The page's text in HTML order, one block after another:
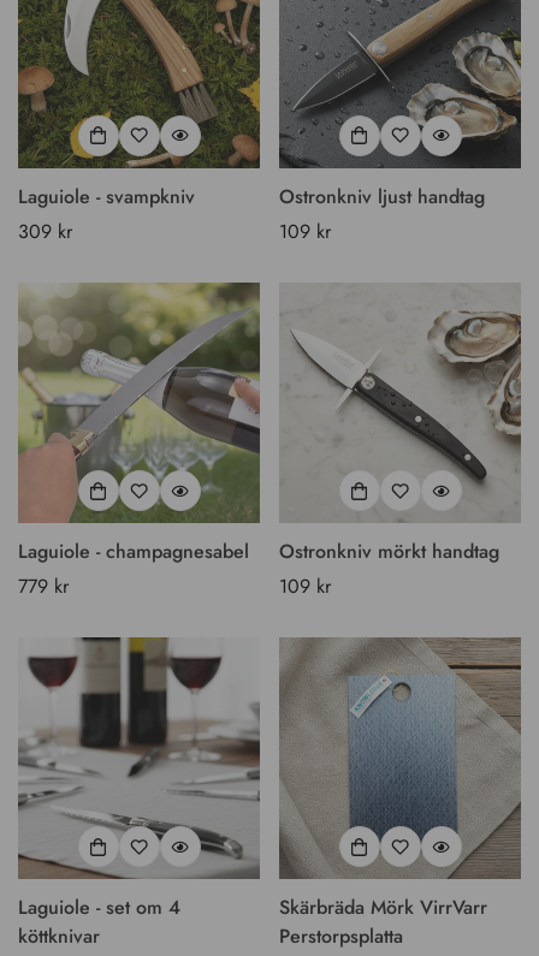
Laguiole - svampkniv
Vanligt
309 kr
Ostronkniv ljust handtag
Vanligt
109 kr
Laguiole - champagnesabel
Vanligt
779 kr
Ostronkniv mörkt handtag
Vanligt
109 kr
Laguiole - set om 4
köttknivar
Skärbräda Mörk VirrVarr
Perstorpsplatta